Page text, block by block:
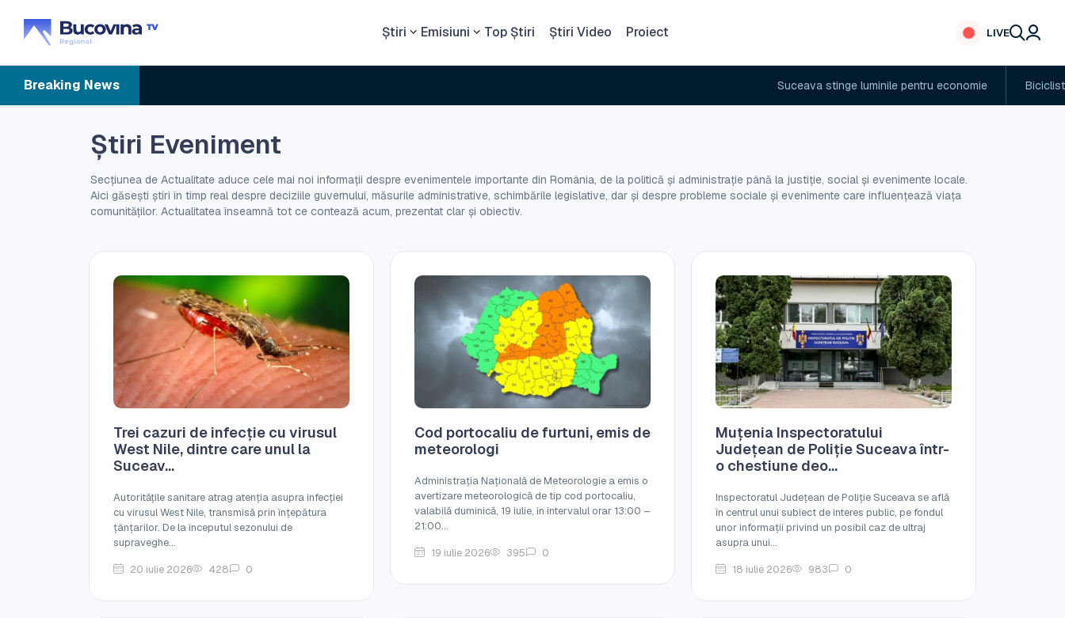
Știri Emisiuni Top Știri Știri Video Proiect LIVE
Breaking News Suceava stinge luminile pentru economie Biciclist accidentat
Știri Eveniment
Secțiunea de Actualitate aduce cele mai noi informații despre evenimentele importante din România, de la politică și administrație până la justiție, social și evenimente locale.
Aici găsești știri în timp real despre deciziile guvernului, măsurile administrative, schimbările legislative, dar și despre probleme sociale și evenimente care influențează viața
comunităților. Actualitatea înseamnă tot ce contează acum, prezentat clar și obiectiv.
Trei cazuri de infecție cu virusul
West Nile, dintre care unul la
Suceav...
Autoritățile sanitare atrag atenția asupra infecției
cu virusul West Nile, transmisă prin înțepătura
țânțarilor. De la începutul sezonului de
supraveghe...
20 iulie 2026
428 0
Cod portocaliu de furtuni, emis de
meteorologi
Administrația Națională de Meteorologie a emis o
avertizare meteorologică de tip cod portocaliu,
valabilă duminică, 19 iulie, în intervalul orar 13:00 –
21:00...
19 iulie 2026
395 0
Muțenia Inspectoratului
Județean de Poliție Suceava într-
o chestiune deo...
Inspectoratul Județean de Poliție Suceava se află
în centrul unui subiect de interes public, pe fondul
unor informații privind un posibil caz de ultraj
asupra unui...
18 iulie 2026
983 0